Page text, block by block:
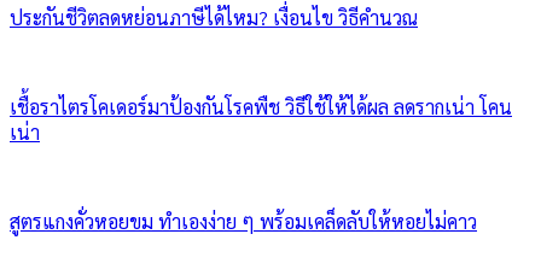
ประกันชีวิตลดหย่อนภาษีได้ไหม? เงื่อนไข วิธีคำนวณ
เชื้อราไตรโคเดอร์มาป้องกันโรคพืช วิธีใช้ให้ได้ผล ลดรากเน่า โคน
เน่า
สูตรแกงคั่วหอยขม ทำเองง่าย ๆ พร้อมเคล็ดลับให้หอยไม่คาว